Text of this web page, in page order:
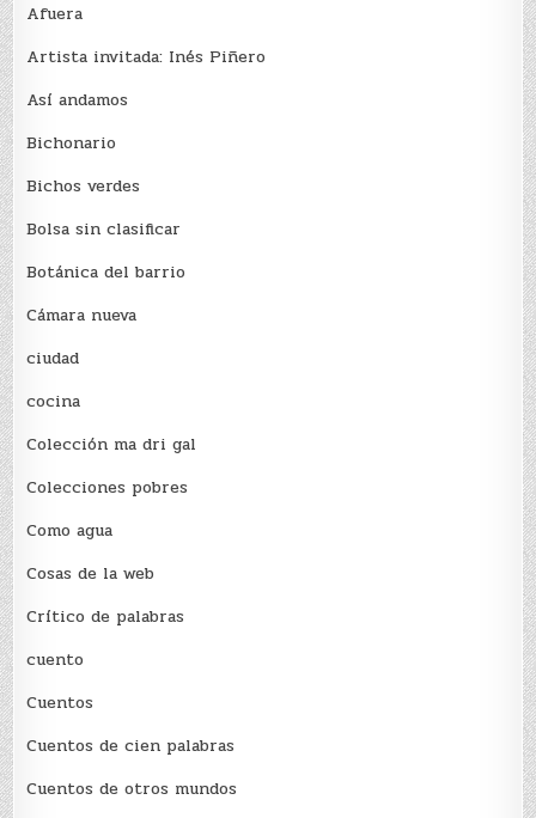
Afuera
Artista invitada: Inés Piñero
Así andamos
Bichonario
Bichos verdes
Bolsa sin clasificar
Botánica del barrio
Cámara nueva
ciudad
cocina
Colección ma dri gal
Colecciones pobres
Como agua
Cosas de la web
Crítico de palabras
cuento
Cuentos
Cuentos de cien palabras
Cuentos de otros mundos